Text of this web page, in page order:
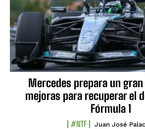
Mercedes prepara un
mejoras para recuperar el
Fórmula 1
#NTF Juan José